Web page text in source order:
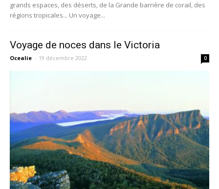
grands espaces, des déserts, de la Grande barrière de corail, des
régions tropicales... Un voyage...
Voyage de noces dans le Victoria
Ocealie - 19 décembre 2022 0